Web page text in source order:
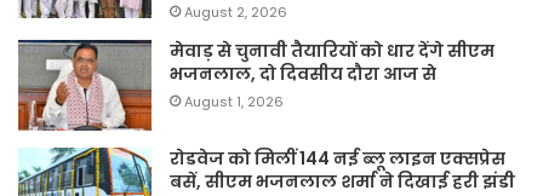
August 2, 2026
मेवाड़ से चुनावी तैयारियों को धार देंगे सीएम
भजनलाल, दो दिवसीय दौरा आज से
August 1, 2026
रोडवेज को मिलीं 144 नई ब्लू लाइन एक्सप्रेस
बसें, सीएम भजनलाल शर्मा ने दिखाई हरी झंडी